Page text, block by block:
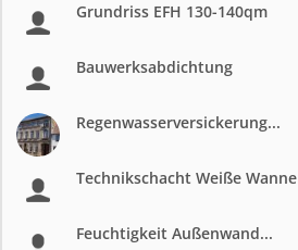
Grundriss EFH 130-140qm
Bauwerksabdichtung
Regenwasserversickerung...
Technikschacht Weiße Wanne
Feuchtigkeit Außenwand...